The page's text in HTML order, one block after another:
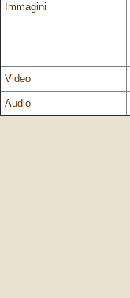
Immagini
Video
Audio